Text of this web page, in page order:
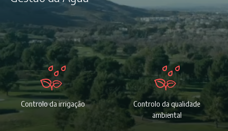
Controlo da irrigação
Controlo da qualidade
ambiental